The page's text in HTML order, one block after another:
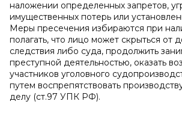
наложении определенных запретов,
имущественных потерь или
Меры пресечения избираются при
полагать, что лицо может скрыться от
следствия либо суда, продолжить
преступной деятельностью, оказать
участников уголовного
путем воспрепятствовать
делу (ст.97 УПК РФ).